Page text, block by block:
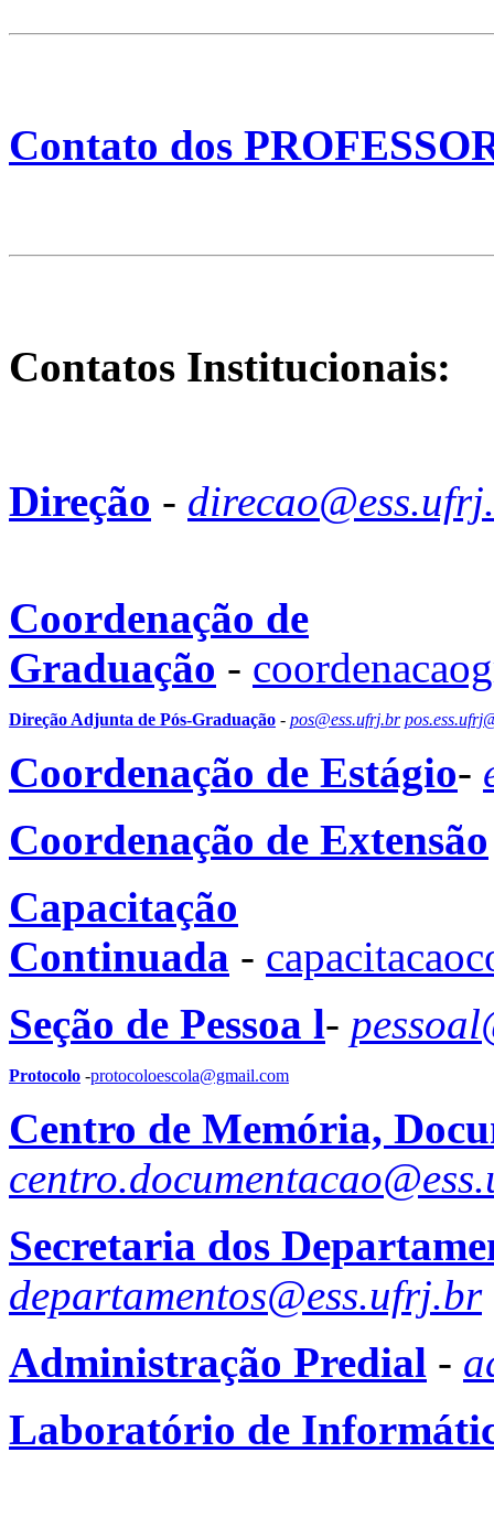
Contato dos
Contatos Institucionais:
Direção -
Coordenação de
Graduação -
Direção Adjunta de Pós-Graduação - pos@ess.ufrj.br
Coordenação de Estágio-
Coordenação de Extensão
Capacitação
Continuada -
Seção de Pessoa l-
Protocolo -protocoloescola@gmail.com
Centro de Memória,
Secretaria dos
departamentos@ess.ufrj.br
Administração Predial -
Laboratório de